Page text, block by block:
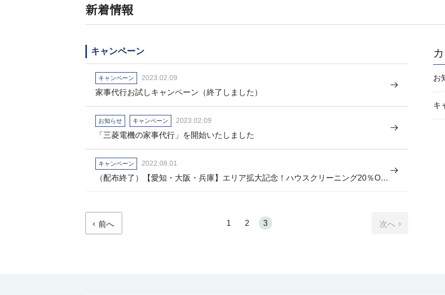
新着情報
キャンペーン
キャンペーン 2023.02.09
家事代行お試しキャンペーン（終了しました）
お知らせ キャンペーン 2023.02.09
「三菱電機の家事代行」を開始いたしました
キャンペーン 2022.08.01
（配布終了）【愛知・大阪・兵庫】エリア拡大記念！ハウスクリーニング20％OFFキャンペーン
前へ 1 2 3 次へ
お
キ